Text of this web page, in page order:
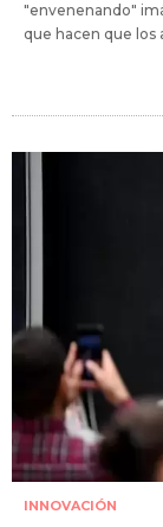
"envenenando"
que hacen que
INNOVACIÓN